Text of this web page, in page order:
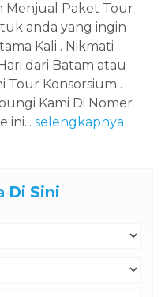
Menjual Paket Tour
anda yang ingin
Kali . Nikmati
dari Batam atau
Tour Konsorsium .
Kami Di Nomer
ini... selengkapnya
Di Sini